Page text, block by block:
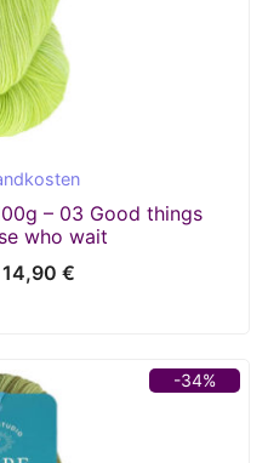
– 03 Good things
who wait
Ursprünglicher
Preis
14,90 €
-34%